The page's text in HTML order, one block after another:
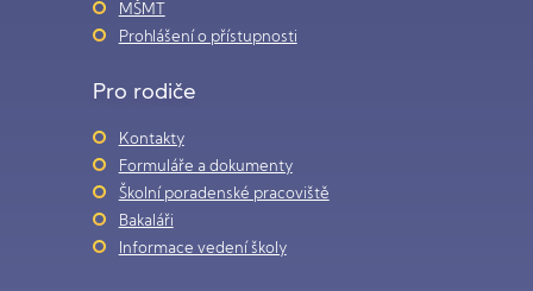
MŠMT
Prohlášení o přístupnosti
Pro rodiče
Kontakty
Formuláře a dokumenty
Školní poradenské pracoviště
Bakaláři
Informace vedení školy